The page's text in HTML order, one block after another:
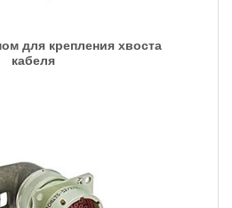
для крепления хвоста
кабеля